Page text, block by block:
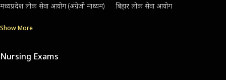
मध्यप्रदेश लोक सेवा आयोग (अंग्रेजी माध्यम) बिहार लोक सेवा आयोग
Show More
Nursing Exams